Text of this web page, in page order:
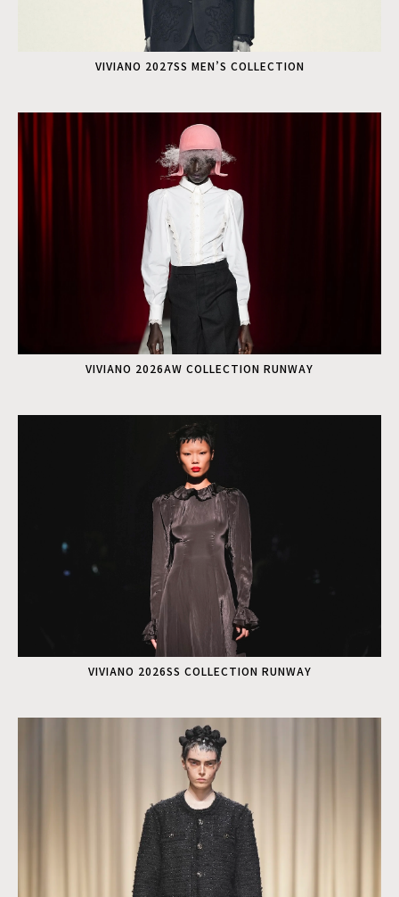
VIVIANO 2027SS MEN’S COLLECTION
VIVIANO 2026AW COLLECTION RUNWAY
VIVIANO 2026SS COLLECTION RUNWAY